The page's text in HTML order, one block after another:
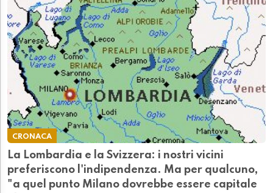
CRONACA
La Lombardia e la Svizzera: i nostri vicini
preferiscono l'indipendenza. Ma per qualcuno,
"a quel punto Milano dovrebbe essere capitale